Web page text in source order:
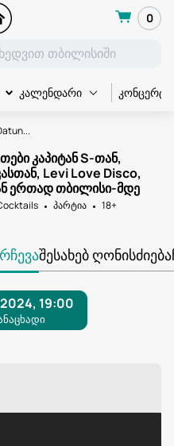
0
კალენდარი კონცერტი
კაპიტან S-თან,
Levi Love Disco,
ერთად თბილისი-მდე
პარტია
18+
ᲨᲔᲡᲐᲮᲔᲑ ᲦᲝᲜᲘᲡᲫᲘᲔᲑᲐ